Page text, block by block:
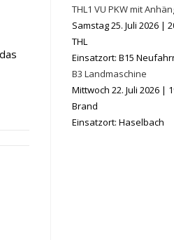
THL1 VU PKW mit
Samstag 25. Juli 2026 |
THL
Einsatzort: B15
B3 Landmaschine
Mittwoch 22. Juli 2026 |
Brand
Einsatzort: Haselbach